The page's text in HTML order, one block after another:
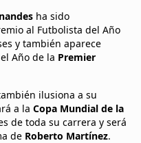
ha sido
al Futbolista del Año
y también aparece
Año de la Premier
ilusiona a su
a la Copa Mundial de la
de toda su carrera y será
de Roberto Martínez.